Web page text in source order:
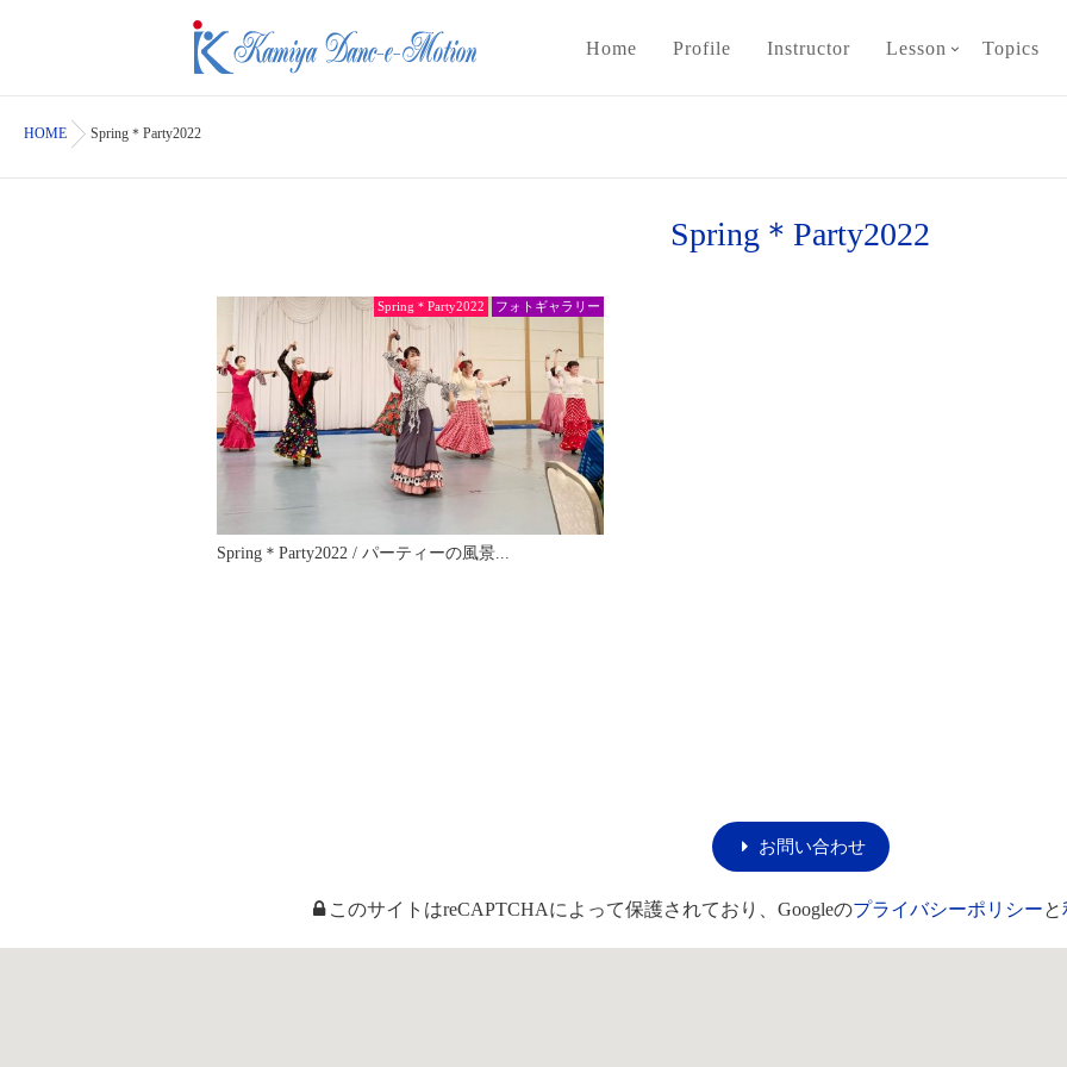
Home Profile Instructor Lesson Topics
HOME Spring＊Party2022
Spring＊Party2022
Spring＊Party2022 フォトギャラリー
Spring＊Party2022 / パーティーの風景...
お問い合わせ
このサイトはreCAPTCHAによって保護されており、Googleのプライバシーポリシーと